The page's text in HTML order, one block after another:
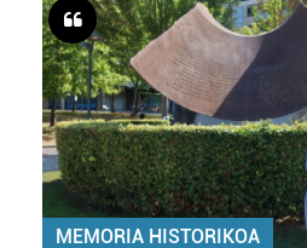
MEMORIA HISTORIKOA